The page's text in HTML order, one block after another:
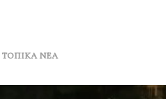
ΤΟΠΙΚΑ ΝΕΑ